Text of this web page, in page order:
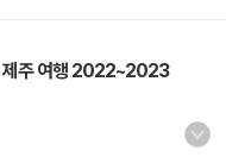
제주 여행 2022~2023